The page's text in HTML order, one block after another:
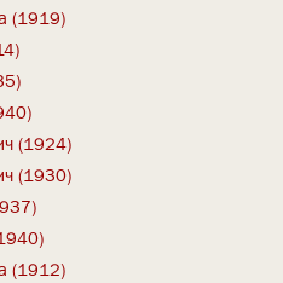
(1919)
(1924)
(1930)
(1912)